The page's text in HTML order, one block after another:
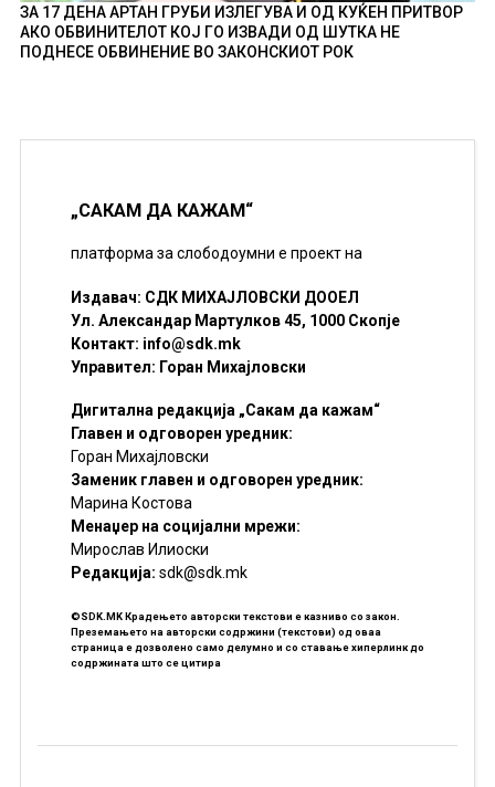
ЗА 17 ДЕНА АРТАН ГРУБИ ИЗЛЕГУВА И ОД КУЌЕН ПРИТВОР
АКО ОБВИНИТЕЛОТ КОЈ ГО ИЗВАДИ ОД ШУТКА НЕ
ПОДНЕСЕ ОБВИНЕНИЕ ВО ЗАКОНСКИОТ РОК
„САКАМ ДА КАЖАМ“
платформа за слободоумни е проект на
Издавач: СДК МИХАЈЛОВСКИ ДООЕЛ
Ул. Александар Мартулков 45, 1000 Скопје
Контакт: info@sdk.mk
Управител: Горан Михајловски
Дигитална редакција „Сакам да кажам“
Главен и одговорен уредник:
Горан Михајловски
Заменик главен и одговорен уредник:
Марина Костова
Менаџер на социјални мрежи:
Мирослав Илиоски
Редакцијa: sdk@sdk.mk
©SDK.MK Крадењето авторски текстови е казниво со закон.
Преземањето на авторски содржини (текстови) од оваа
страница е дозволено само делумно и со ставање хиперлинк до
содржината што се цитира